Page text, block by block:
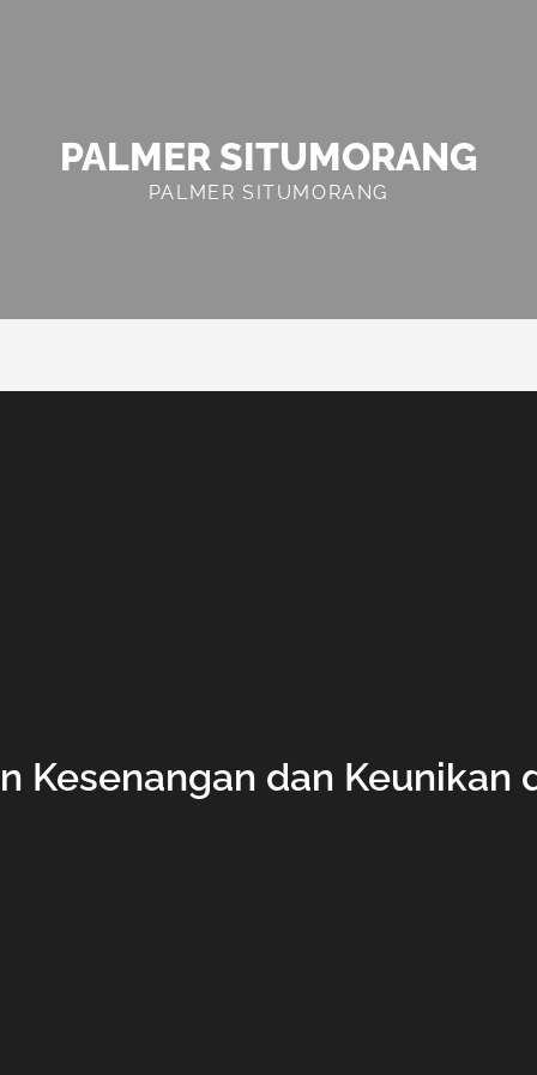
PALMER SITUMORANG
PALMER SITUMORANG
Kesenangan dan Keunikan